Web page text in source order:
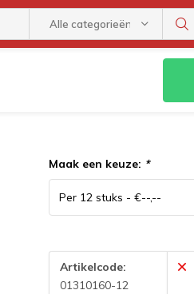
Alle categorieën
Maak een keuze: *
Artikelcode:
01310160-12